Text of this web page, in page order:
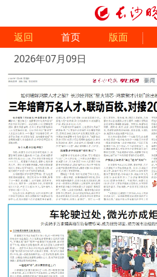
返回 首页 版面
2026年07月09日